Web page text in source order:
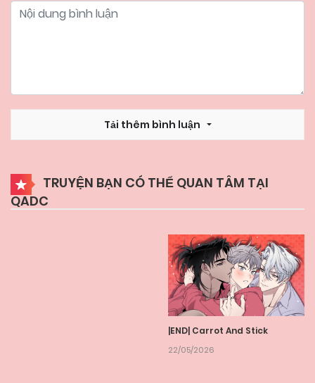
Tải thêm bình luận
TRUYỆN BẠN CÓ THỂ QUAN TÂM TẠI
QADC
|END| Carrot And Stick
22/05/2026